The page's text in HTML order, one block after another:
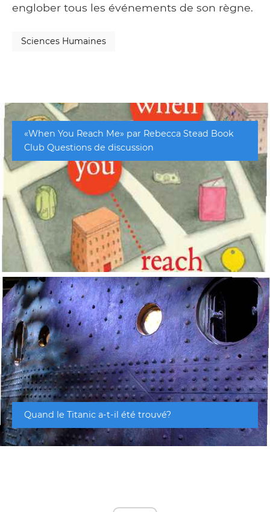
englober tous les événements de son règne.
Sciences Humaines
«When You Reach Me» par Rebecca Stead Book
Club Questions de discussion
Quand le Titanic a-t-il été trouvé?